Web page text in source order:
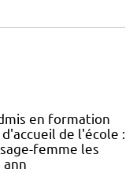
en formation
de l'école :
femme les